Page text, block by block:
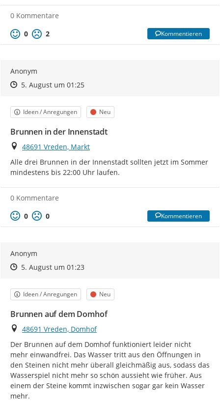
0 Kommentare
0
2 Kommentieren
Anonym
Zeitpunkt des Erstellens
Zeitpunkt des Erstellens
5. August um 01:25Zur Äußerung
Kategorie
Ideen / Anregungen Status
Neu
Brunnen in der Innenstadt
Ort
48691 Vreden, Markt
Alle drei Brunnen in der Innenstadt sollten jetzt im Sommer
mindestens bis 22:00 Uhr laufen.
0 Kommentare
0
0 Kommentieren
Anonym
Zeitpunkt des Erstellens
Zeitpunkt des Erstellens
5. August um 01:23Zur Äußerung
Kategorie
Ideen / Anregungen Status
Neu
Brunnen auf dem Domhof
Ort
48691 Vreden, Domhof
Der Brunnen auf dem Domhof funktioniert leider nicht
mehr einwandfrei. Das Wasser tritt aus den Öffnungen in
den Steinen nicht mehr überall gleichmäßig aus, sodass das
Wasserspiel nicht mehr so schön aussieht wie früher. Aus
einem der Steine kommt inzwischen sogar gar kein Wasser
mehr.